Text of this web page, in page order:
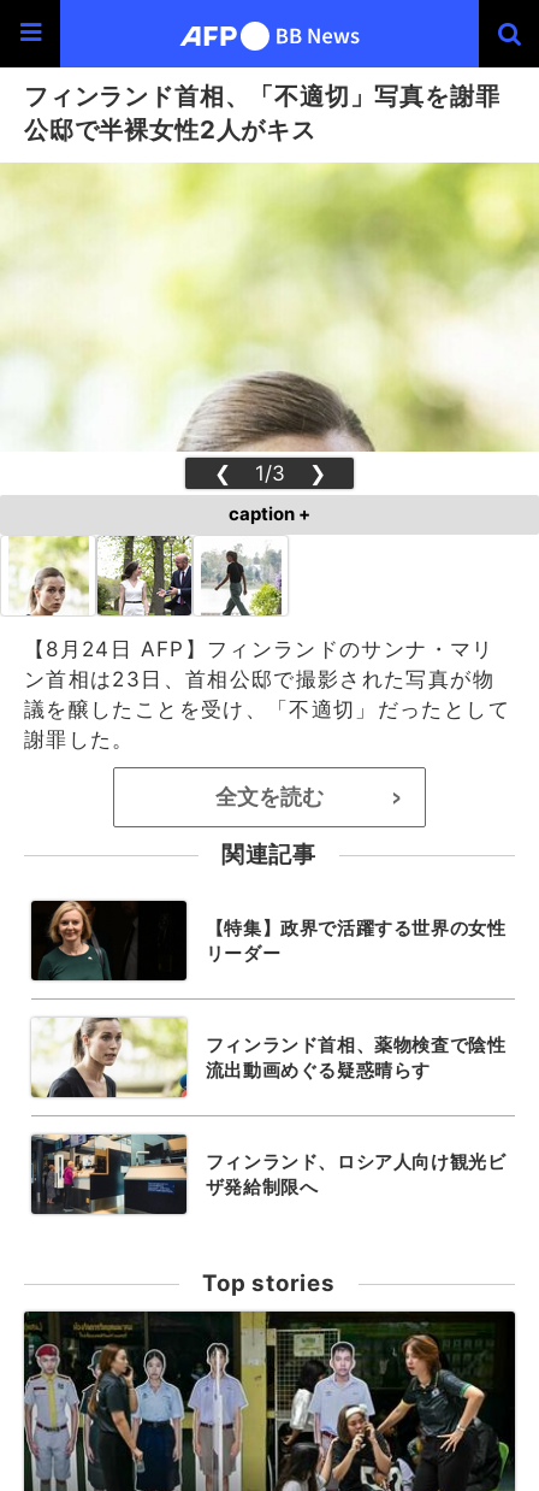
フィンランド首相、「不適切」写真を謝罪
公邸で半裸女性2人がキス
❮ 1/3 ❯
caption +
【8月24日 AFP】フィンランドのサンナ・マリ
ン首相は23日、首相公邸で撮影された写真が物
議を醸したことを受け、「不適切」だったとして
謝罪した。
全文を読む >
関連記事
【特集】政界で活躍する世界の女性
リーダー
フィンランド首相、薬物検査で陰性
流出動画めぐる疑惑晴らす
フィンランド、ロシア人向け観光ビ
ザ発給制限へ
Top stories